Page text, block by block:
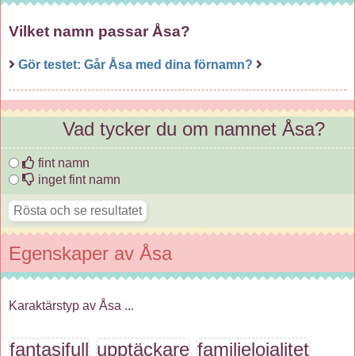
Vilket namn passar Åsa?
Gör testet: Går Åsa med dina förnamn?
Vad tycker du om namnet Åsa?
fint namn
inget fint namn
Egenskaper av Åsa
Karaktärstyp av Åsa ...
fantasifull upptäckare familjelojalitet